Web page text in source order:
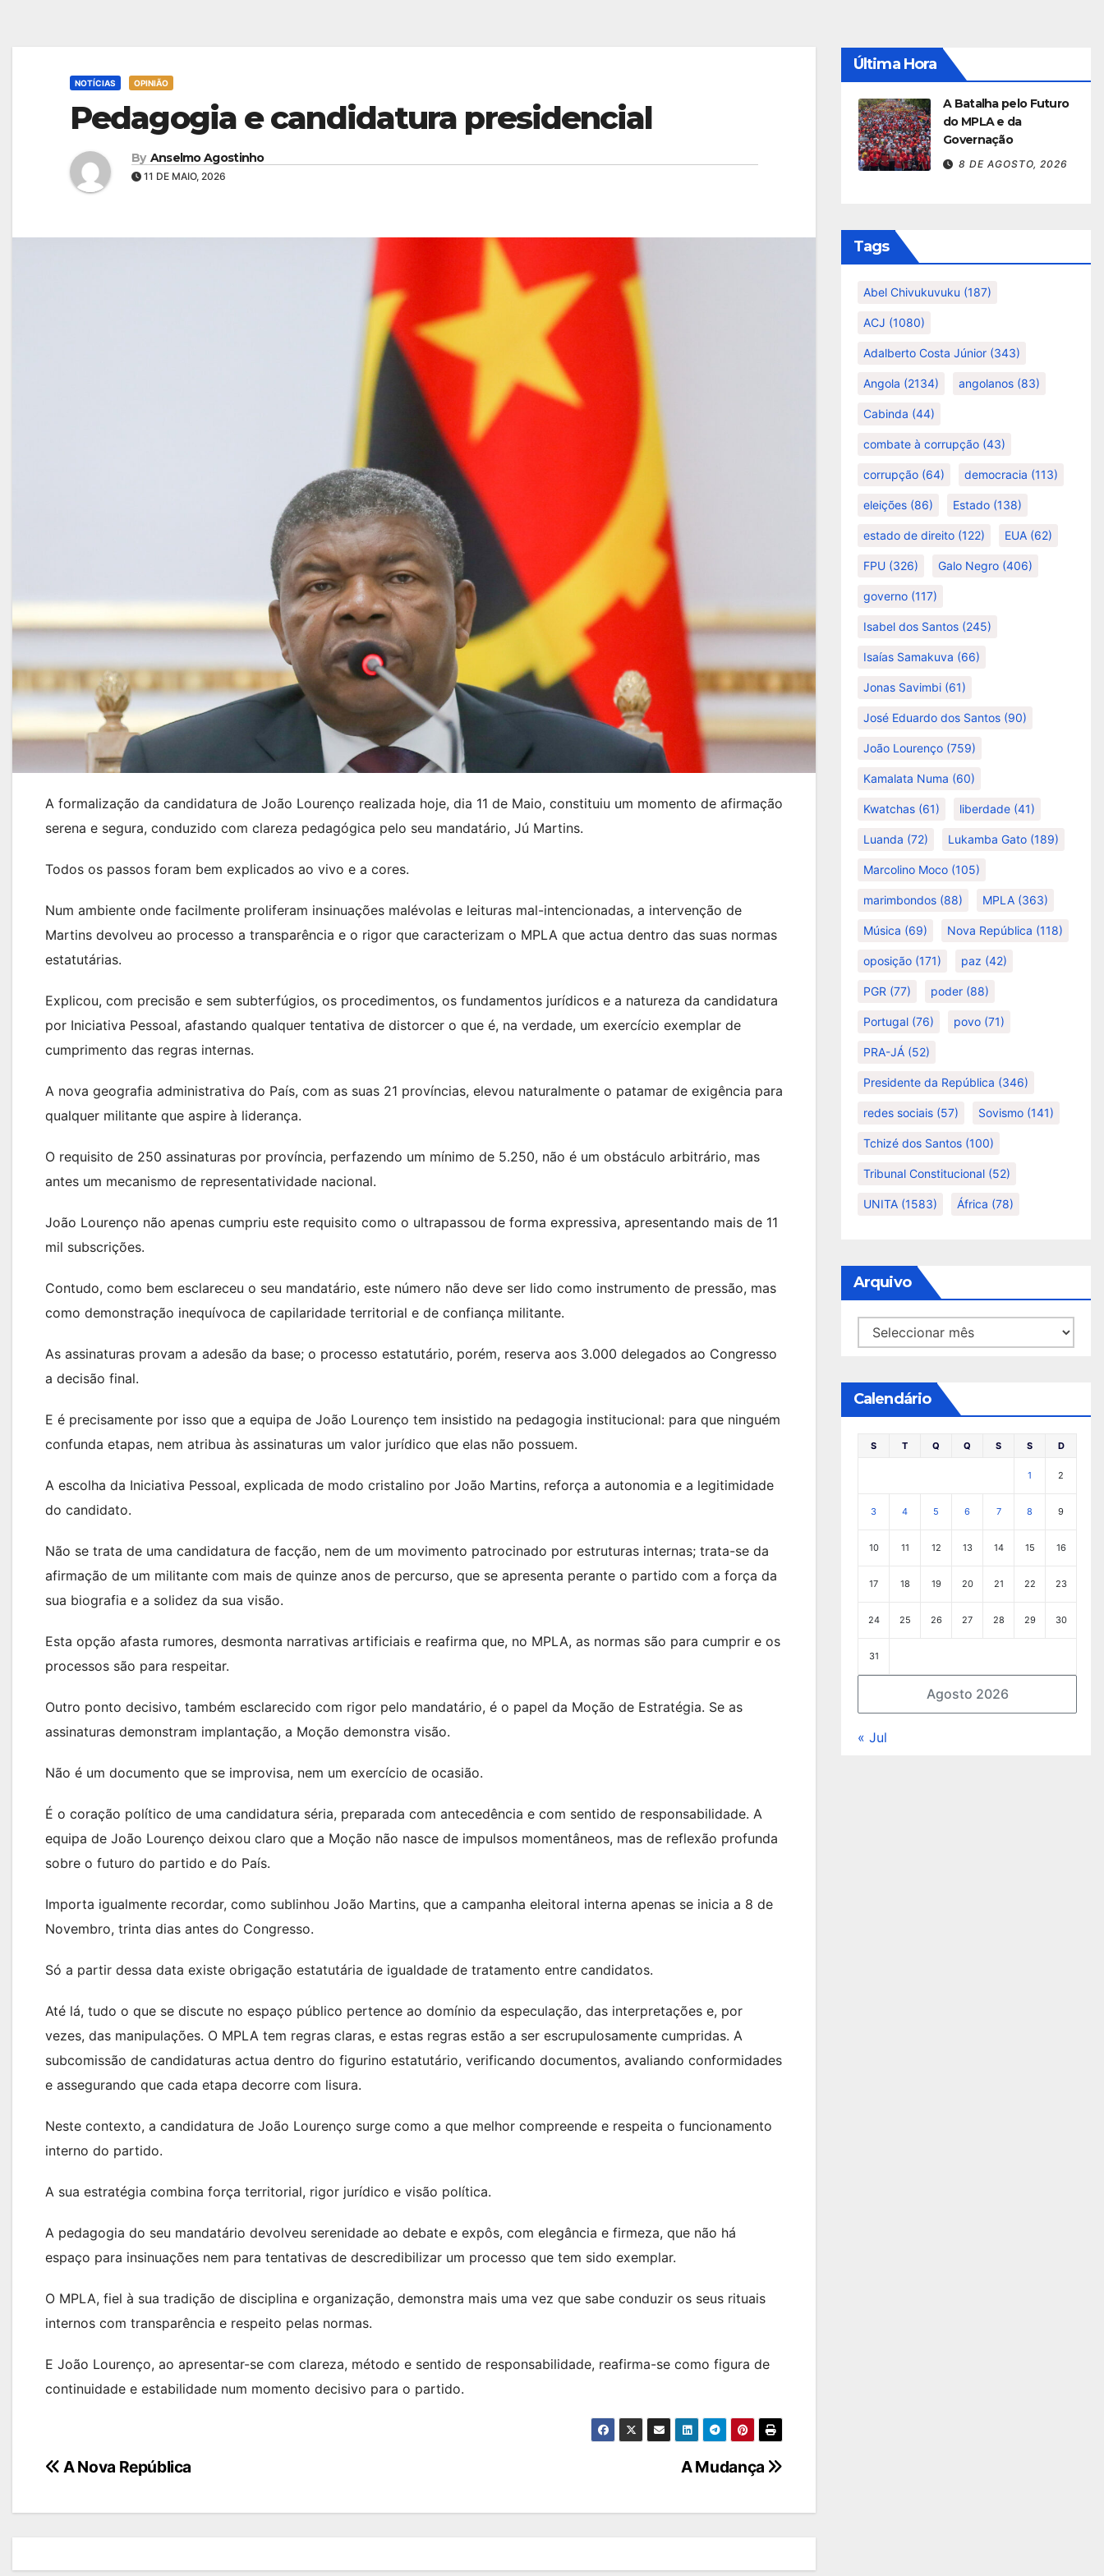
NOTÍCIAS OPINIÃO
Pedagogia e candidatura presidencial
By Anselmo Agostinho
11 DE MAIO, 2026
A formalização da candidatura de João Lourenço realizada hoje, dia 11 de Maio, constituiu um momento de afirmação
serena e segura, conduzido com clareza pedagógica pelo seu mandatário, Jú Martins.
Todos os passos foram bem explicados ao vivo e a cores.
Num ambiente onde facilmente proliferam insinuações malévolas e leituras mal-intencionadas, a intervenção de
Martins devolveu ao processo a transparência e o rigor que caracterizam o MPLA que actua dentro das suas normas
estatutárias.
Explicou, com precisão e sem subterfúgios, os procedimentos, os fundamentos jurídicos e a natureza da candidatura
por Iniciativa Pessoal, afastando qualquer tentativa de distorcer o que é, na verdade, um exercício exemplar de
cumprimento das regras internas.
A nova geografia administrativa do País, com as suas 21 províncias, elevou naturalmente o patamar de exigência para
qualquer militante que aspire à liderança.
O requisito de 250 assinaturas por província, perfazendo um mínimo de 5.250, não é um obstáculo arbitrário, mas
antes um mecanismo de representatividade nacional.
João Lourenço não apenas cumpriu este requisito como o ultrapassou de forma expressiva, apresentando mais de 11
mil subscrições.
Contudo, como bem esclareceu o seu mandatário, este número não deve ser lido como instrumento de pressão, mas
como demonstração inequívoca de capilaridade territorial e de confiança militante.
As assinaturas provam a adesão da base; o processo estatutário, porém, reserva aos 3.000 delegados ao Congresso
a decisão final.
E é precisamente por isso que a equipa de João Lourenço tem insistido na pedagogia institucional: para que ninguém
confunda etapas, nem atribua às assinaturas um valor jurídico que elas não possuem.
A escolha da Iniciativa Pessoal, explicada de modo cristalino por João Martins, reforça a autonomia e a legitimidade
do candidato.
Não se trata de uma candidatura de facção, nem de um movimento patrocinado por estruturas internas; trata-se da
afirmação de um militante com mais de quinze anos de percurso, que se apresenta perante o partido com a força da
sua biografia e a solidez da sua visão.
Esta opção afasta rumores, desmonta narrativas artificiais e reafirma que, no MPLA, as normas são para cumprir e os
processos são para respeitar.
Outro ponto decisivo, também esclarecido com rigor pelo mandatário, é o papel da Moção de Estratégia. Se as
assinaturas demonstram implantação, a Moção demonstra visão.
Não é um documento que se improvisa, nem um exercício de ocasião.
É o coração político de uma candidatura séria, preparada com antecedência e com sentido de responsabilidade. A
equipa de João Lourenço deixou claro que a Moção não nasce de impulsos momentâneos, mas de reflexão profunda
sobre o futuro do partido e do País.
Importa igualmente recordar, como sublinhou João Martins, que a campanha eleitoral interna apenas se inicia a 8 de
Novembro, trinta dias antes do Congresso.
Só a partir dessa data existe obrigação estatutária de igualdade de tratamento entre candidatos.
Até lá, tudo o que se discute no espaço público pertence ao domínio da especulação, das interpretações e, por
vezes, das manipulações. O MPLA tem regras claras, e estas regras estão a ser escrupulosamente cumpridas. A
subcomissão de candidaturas actua dentro do figurino estatutário, verificando documentos, avaliando conformidades
e assegurando que cada etapa decorre com lisura.
Neste contexto, a candidatura de João Lourenço surge como a que melhor compreende e respeita o funcionamento
interno do partido.
A sua estratégia combina força territorial, rigor jurídico e visão política.
A pedagogia do seu mandatário devolveu serenidade ao debate e expôs, com elegância e firmeza, que não há
espaço para insinuações nem para tentativas de descredibilizar um processo que tem sido exemplar.
O MPLA, fiel à sua tradição de disciplina e organização, demonstra mais uma vez que sabe conduzir os seus rituais
internos com transparência e respeito pelas normas.
E João Lourenço, ao apresentar-se com clareza, método e sentido de responsabilidade, reafirma-se como figura de
continuidade e estabilidade num momento decisivo para o partido.
Navegação
A Mudança
A Nova República
Última Hora
A Batalha pelo Futuro
do MPLA e da
Governação
8 DE AGOSTO, 2026
Tags
Abel Chivukuvuku (187)
ACJ (1080)
Adalberto Costa Júnior (343)
Angola (2134) angolanos (83)
Cabinda (44)
combate à corrupção (43)
corrupção (64) democracia (113)
eleições (86) Estado (138)
estado de direito (122) EUA (62)
FPU (326) Galo Negro (406)
governo (117)
Isabel dos Santos (245)
Isaías Samakuva (66)
Jonas Savimbi (61)
José Eduardo dos Santos (90)
João Lourenço (759)
Kamalata Numa (60)
Kwatchas (61) liberdade (41)
Luanda (72) Lukamba Gato (189)
Marcolino Moco (105)
marimbondos (88) MPLA (363)
Música (69) Nova República (118)
oposição (171) paz (42)
PGR (77) poder (88)
Portugal (76) povo (71)
PRA-JÁ (52)
Presidente da República (346)
redes sociais (57) Sovismo (141)
Tchizé dos Santos (100)
Tribunal Constitucional (52)
UNITA (1583) África (78)
Arquivo
Arquivo
Calendário
Agosto 2026
S T Q Q S S D
1 2
3 4 5 6 7 8 9
10 11 12 13 14 15 16
17 18 19 20 21 22 23
24 25 26 27 28 29 30
31
« Jul